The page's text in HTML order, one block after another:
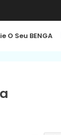
O Seu BENGA